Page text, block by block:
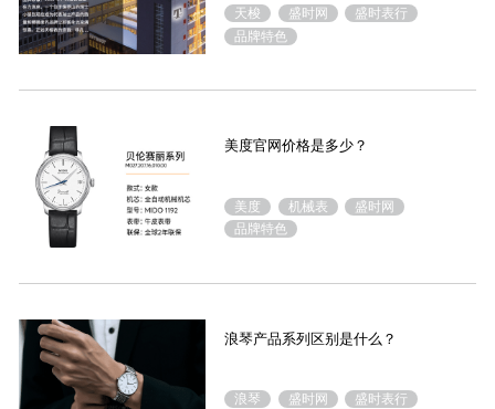
天梭 盛时网
盛时表行
品牌特色
美度官网价格是多少？
美度 机械表
盛时网
品牌特色
浪琴产品系列区别是什么？
浪琴 盛时网
盛时表行